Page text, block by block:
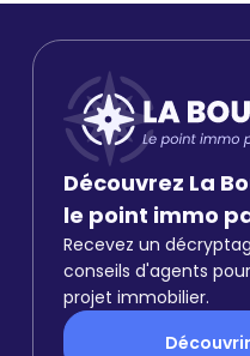
Découvrez La
le point immo
Recevez un
conseils d'agents
projet immobilier.